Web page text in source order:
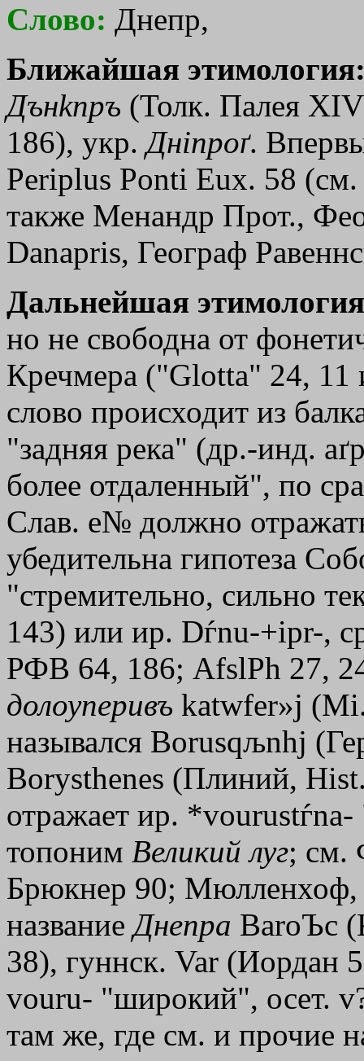
Слово: Днепр,
Ближайшая
Дънkпръ (Толк. Палея
186), укр.Днiпроґ.
Periplus Ponti Eux. 58
также Менандр Прот.,
Danapris, Географ
Дальнейшая
но не свободна от
Кречмера ("Glotta" 24, 11
слово происходит из
"задняя река" (др.-инд.
более отдаленный", по
Слав. e№ должно
убедительна гипотеза
"стремительно, сильно
143) или ир. Dѓnu-+ipr-,
РФВ 64, 186; AfslPh 27,
долоуперивъ katwfer»j
назывался Borusqљnhj
Borysthenes (Плиний,
отражает ир.
топоним Великий луг; см.
Брюкнер 90; Мюлленхоф,
названиеДнепра BaroЪc
38), гуннск. Var (Иордан
vouru- "широкий", осет.
там же, где см. и прочие